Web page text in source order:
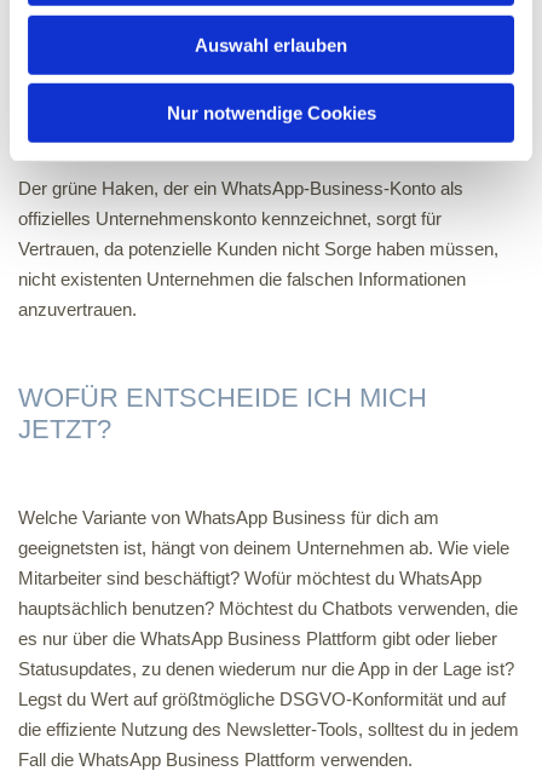
Auswahl erlauben
Nur notwendige Cookies
versendet werden. Anders als beim WhatsApp Broadcasts kann
eine unbegrenzte Anzahl an Kontakten mit dem Newsletter
erreicht werden. Wichtig dabei: Die Kontakte müssen dem
Newsletter durch ein Double Opt In-Verfahren, das von der
Plattform bereitgestellt wird, zugestimmt haben.
Der grüne Haken, der ein WhatsApp-Business-Konto als
offizielles Unternehmenskonto kennzeichnet, sorgt für
Vertrauen, da potenzielle Kunden nicht Sorge haben müssen,
nicht existenten Unternehmen die falschen Informationen
anzuvertrauen.
WOFÜR ENTSCHEIDE ICH MICH
JETZT?
Welche Variante von WhatsApp Business für dich am
geeignetsten ist, hängt von deinem Unternehmen ab. Wie viele
Mitarbeiter sind beschäftigt? Wofür möchtest du WhatsApp
hauptsächlich benutzen? Möchtest du Chatbots verwenden, die
es nur über die WhatsApp Business Plattform gibt oder lieber
Statusupdates, zu denen wiederum nur die App in der Lage ist?
Legst du Wert auf größtmögliche DSGVO-Konformität und auf
die effiziente Nutzung des Newsletter-Tools, solltest du in jedem
Fall die WhatsApp Business Plattform verwenden.